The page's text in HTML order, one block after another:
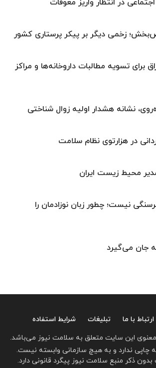
در انتظار واریز معوقات
زخمی دیگر بر پیکر پرستاری کشور
اوراق برای تسویه مطالبات داروخانه‌ها و مراکز
نشانه هشدار اولیه زوال شناختی
در هزارتوی نظام سلامت
محیط زیست ایران
نیست؛ چطور زبان نوزادمان را
جان می‌گیرد
ارتباط با ما تبلیغات
شرایط استفاده
این سایت متعلق به سلامت نیوز می‌باشد.
چاپی ندارد و به هیچ سازمانی وابسته نیست.
بدون ذکر منبع سلامت نیوز پیگرد قانونی دارد.